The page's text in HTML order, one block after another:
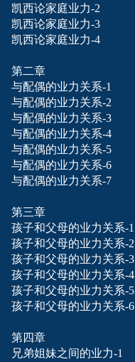
凯西论家庭业力-2
凯西论家庭业力-3
凯西论家庭业力-4
第二章
与配偶的业力关系-1
与配偶的业力关系-2
与配偶的业力关系-3
与配偶的业力关系-4
与配偶的业力关系-5
与配偶的业力关系-6
与配偶的业力关系-7
第三章
孩子和父母的业力关系-1
孩子和父母的业力关系-2
孩子和父母的业力关系-3
孩子和父母的业力关系-4
孩子和父母的业力关系-5
孩子和父母的业力关系-6
第四章
兄弟姐妹之间的业力-1